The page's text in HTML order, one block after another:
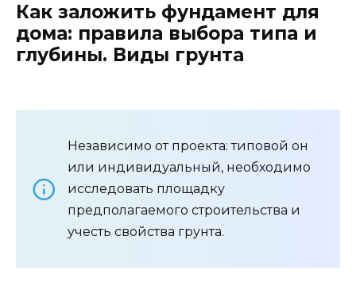
Как заложить фундамент для
дома: правила выбора типа и
глубины. Виды грунта
Независимо от проекта: типовой он
или индивидуальный, необходимо
исследовать площадку
предполагаемого строительства и
учесть свойства грунта.